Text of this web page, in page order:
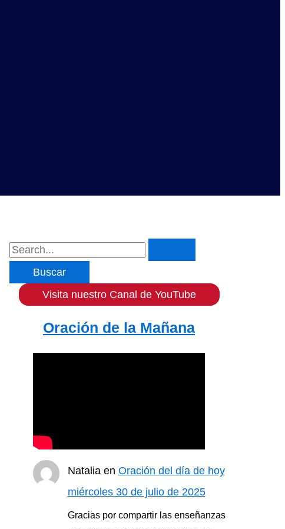
B
Visita nuestro Canal de YouTube
Oración de la Mañana
Nataliaen Oración del día de hoy
miércoles 30 de julio de 2025
Gracias por compartir las enseñanzas